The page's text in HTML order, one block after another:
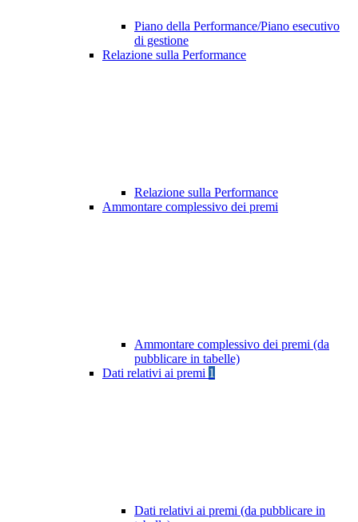
Piano della Performance/Piano esecutivo
di gestione
Relazione sulla Performance
Relazione sulla Performance
Ammontare complessivo dei premi
Ammontare complessivo dei premi (da
pubblicare in tabelle)
Dati relativi ai premi 1
Dati relativi ai premi (da pubblicare in